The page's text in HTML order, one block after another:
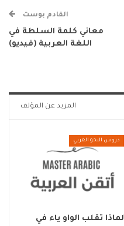
القادم بوست
معاني كلمة السلطة في
اللغة العربية (فيديو)
المزيد عن المؤلف
دروس النحو العربي
لماذا تقلب الواو ياء في